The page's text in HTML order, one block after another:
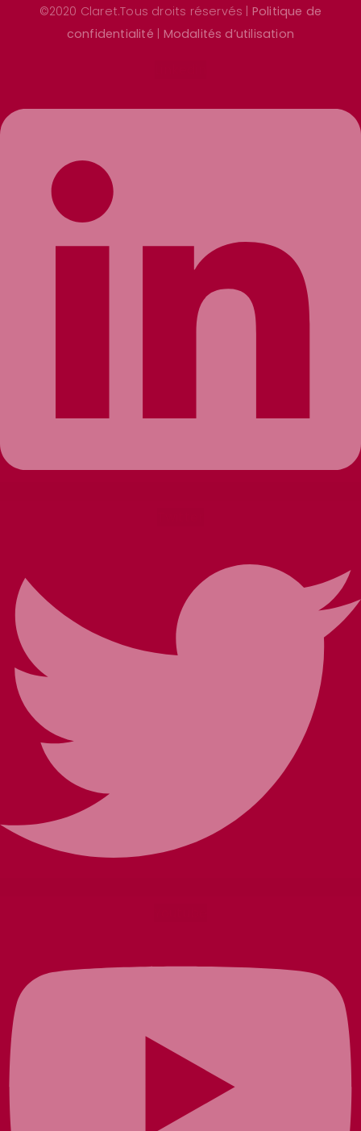
©2020 Claret.Tous droits réservés | Politique de
confidentialité
Modalités d’utilisation